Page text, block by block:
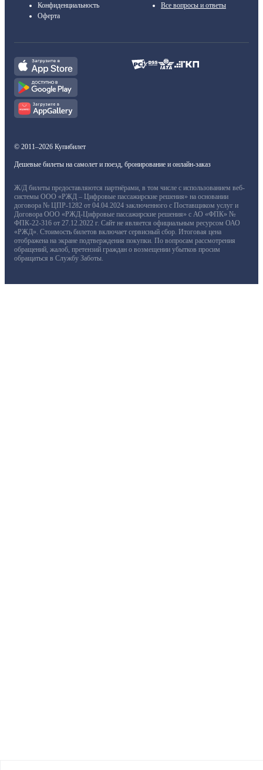
Конфиденциальность
Оферта
Все вопросы и ответы
© 2011–2026 Купибилет
Дешевые билеты на самолет и поезд, бронирование и онлайн-заказ
Ж/Д билеты предоставляются партнёрами, в том числе с использованием веб-
системы ООО «РЖД – Цифровые пассажирские решения» на основании
договора № ЦПР-1282 от 04.04.2024 заключенного с Поставщиком услуг и
Договора ООО «РЖД-Цифровые пассажирские решения» с АО «ФПК» №
ФПК-22-316 от 27.12.2022 г. Сайт не является официальным ресурсом ОАО
«РЖД». Стоимость билетов включает сервисный сбор. Итоговая цена
отображена на экране подтверждения покупки. По вопросам рассмотрения
обращений, жалоб, претензий граждан о возмещении убытков просим
обращаться в Службу Заботы.